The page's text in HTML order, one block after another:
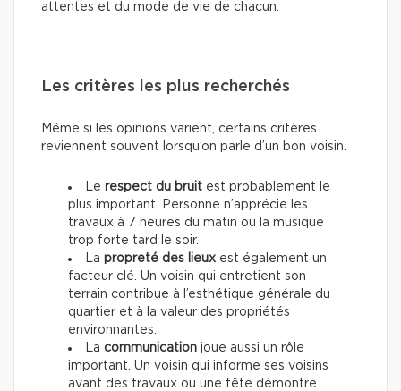
attentes et du mode de vie de chacun.
Les critères les plus recherchés
Même si les opinions varient, certains critères
reviennent souvent lorsqu’on parle d’un bon voisin.
Le respect du bruit est probablement le
plus important. Personne n’apprécie les
travaux à 7 heures du matin ou la musique
trop forte tard le soir.
La propreté des lieux est également un
facteur clé. Un voisin qui entretient son
terrain contribue à l’esthétique générale du
quartier et à la valeur des propriétés
environnantes.
La communication joue aussi un rôle
important. Un voisin qui informe ses voisins
avant des travaux ou une fête démontre